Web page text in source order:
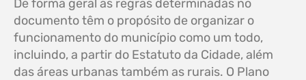
De forma geral as regras determinadas no
documento têm o propósito de organizar o
funcionamento do município como um todo,
incluindo, a partir do Estatuto da Cidade, além
das áreas urbanas também as rurais. O Plano